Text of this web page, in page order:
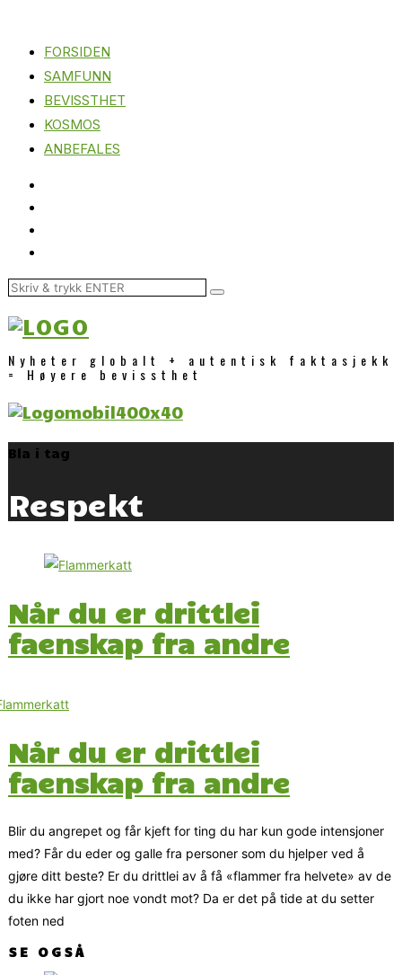
FORSIDEN
SAMFUNN
BEVISSTHET
KOSMOS
ANBEFALES
Nyheter globalt + autentisk faktasjekk
= Høyere bevissthet
Bla i tag
Respekt
Når du er drittlei
faenskap fra andre
Når du er drittlei
faenskap fra andre
Blir du angrepet og får kjeft for ting du har kun gode intensjoner
med? Får du eder og galle fra personer som du hjelper ved å
gjøre ditt beste? Er du drittlei av å få «flammer fra helvete» av de
du ikke har gjort noe vondt mot? Da er det på tide at du setter
foten ned
SE OGSÅ